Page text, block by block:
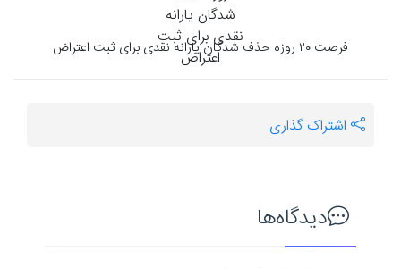
فرصت ۲۰ روزه حذف شدگان یارانه نقدی برای ثبت اعتراض
اشتراک گذاری
دیدگاه‌ها